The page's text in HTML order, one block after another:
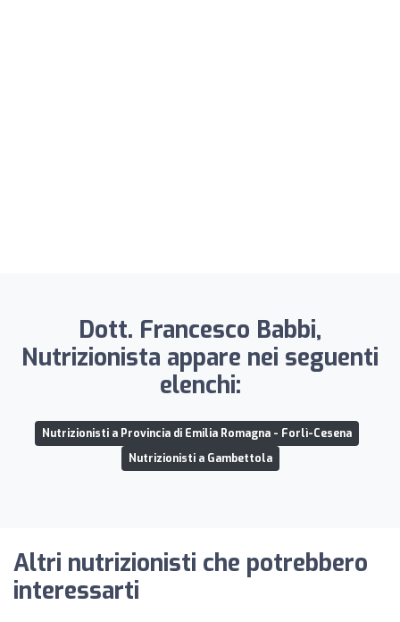
Dott. Francesco Babbi,
Nutrizionista appare nei seguenti
elenchi:
Nutrizionisti a Provincia di Emilia Romagna - Forlì-Cesena
Nutrizionisti a Gambettola
Altri nutrizionisti che potrebbero
interessarti